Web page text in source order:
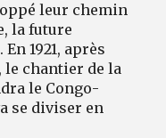
leur chemin
la future
1921, après
le chantier de la
le Congo-
se diviser en